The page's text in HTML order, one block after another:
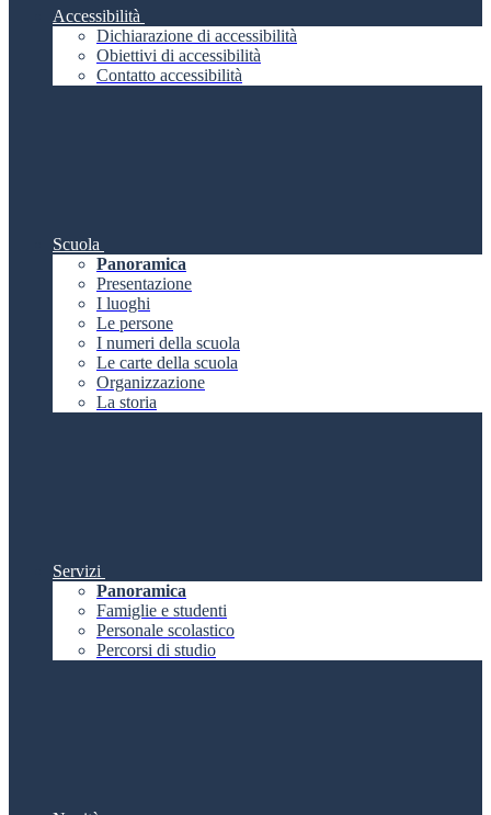
Accessibilità
Dichiarazione di accessibilità
Obiettivi di accessibilità
Contatto accessibilità
Scuola
Panoramica
Presentazione
I luoghi
Le persone
I numeri della scuola
Le carte della scuola
Organizzazione
La storia
Servizi
Panoramica
Famiglie e studenti
Personale scolastico
Percorsi di studio